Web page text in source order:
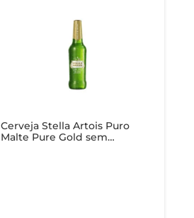
Cerveja Stella Artois Puro
Malte Pure Gold sem